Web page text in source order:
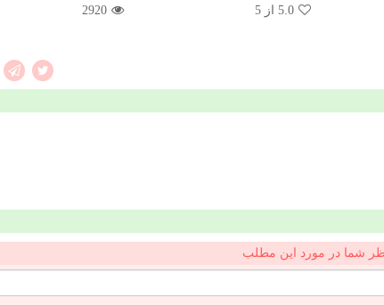
5.0 از 5 2920
شما در مورد این مطلب